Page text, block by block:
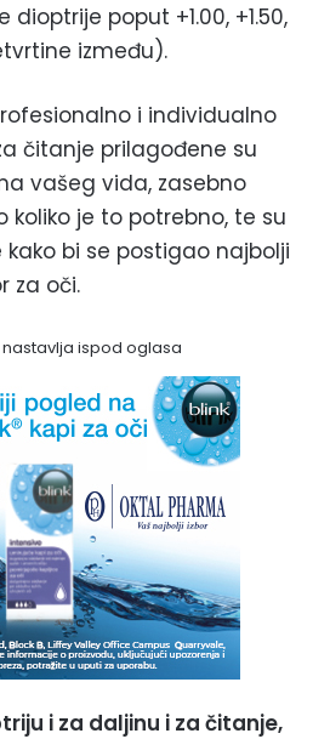
poput +1.00, +1.50,
između).
i individualno
čitanje prilagođene su
vašeg vida, zasebno
koliko je to potrebno, te su
bi se postigao najbolji
za oči.
nastavlja ispod oglasa
i za daljinu i za čitanje,